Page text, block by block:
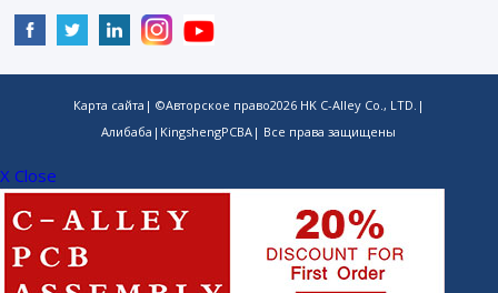
Карта сайта | ©Авторское право2026 HK C-Alley Co., LTD. |
Алибаба | KingshengPCBA | Все права защищены
X Close